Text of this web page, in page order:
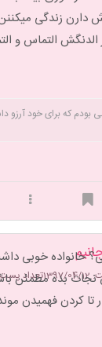
زندگی
التماس و
بودم که برای خود آرزو
12 تعداد پست:
خانواده خوبی
بده مطمئن
کردن فهمیدن